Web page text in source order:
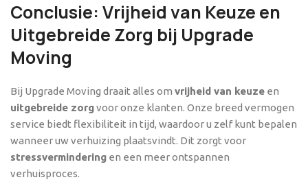
Conclusie: Vrijheid van Keuze en
Uitgebreide Zorg bij Upgrade
Moving
Bij Upgrade Moving draait alles om vrijheid van keuze en
uitgebreide zorgvoor onze klanten. Onze breed vermogen
service biedt flexibiliteit in tijd, waardoor u zelf kunt bepalen
wanneer uw verhuizing plaatsvindt. Dit zorgt voor
stressvermindering en een meer ontspannen
verhuisproces.